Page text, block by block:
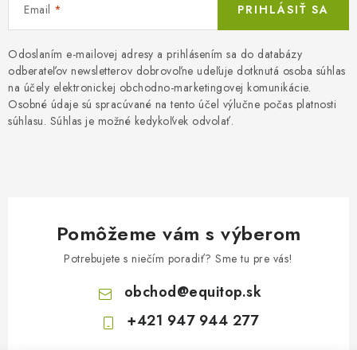
Email
Odoslaním e-mailovej adresy a prihlásením sa do databázy
odberateľov newsletterov dobrovoľne udeľuje dotknutá osoba súhlas
na účely elektronickej obchodno-marketingovej komunikácie.
Osobné údaje sú spracúvané na tento účel výlučne počas platnosti
súhlasu. Súhlas je možné kedykoľvek odvolať.
PRIHLÁSIŤ SA
Pomôžeme vám s výberom
Potrebujete s niečím poradiť? Sme tu pre vás!
obchod@equitop.sk
+421 947 944 277